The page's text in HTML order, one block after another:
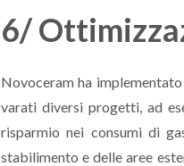
6/
Novoceram ha
varati diversi progetti, ad
risparmio nei consumi di
stabilimento e delle aree